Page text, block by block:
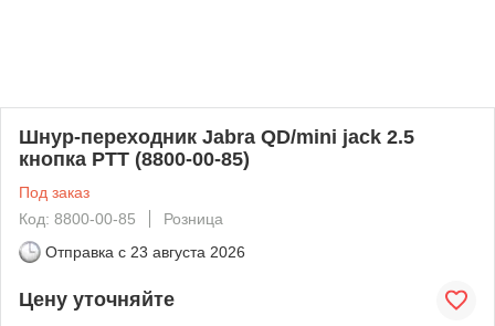
Шнур-переходник Jabra QD/mini jack 2.5
кнопка PTT (8800-00-85)
Под заказ
Код: 8800-00-85
Розница
Отправка с 23 августа 2026
Цену уточняйте